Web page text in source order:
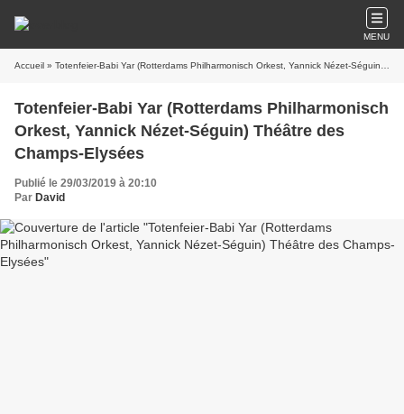
MENU
Accueil » Totenfeier-Babi Yar (Rotterdams Philharmonisch Orkest, Yannick Nézet-Séguin) Théâtre des Champs-Elysées
Totenfeier-Babi Yar (Rotterdams Philharmonisch
Orkest, Yannick Nézet-Séguin) Théâtre des
Champs-Elysées
Publié le 29/03/2019 à 20:10
Par David